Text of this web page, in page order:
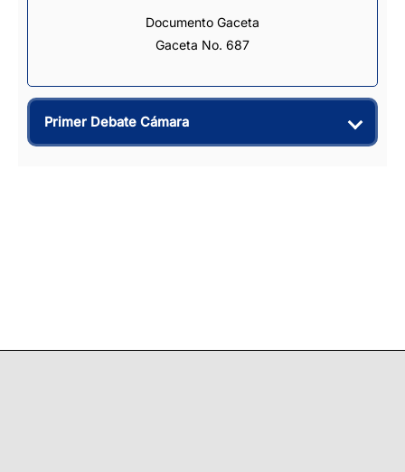
Documento Gaceta
Gaceta No. 687
Primer Debate Cámara